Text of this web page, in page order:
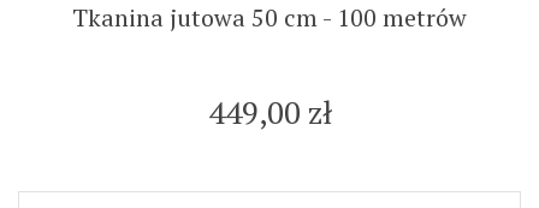
Tkanina jutowa 50 cm - 100 metrów
449,00 zł